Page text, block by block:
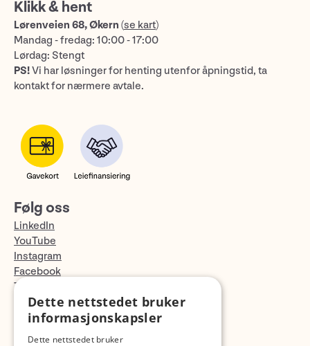
Klikk & hent
Lørenveien 68, Økern (se kart)
Mandag - fredag: 10:00 - 17:00
Lørdag: Stengt
PS!Vi har løsninger for henting utenfor åpningstid, ta
kontakt for nærmere avtale.
Følg oss
LinkedIn
YouTube
Instagram
Facebook
TikTok
Fotopodden
Dette nettstedet bruker
informasjonskapsler
Dette nettstedet bruker